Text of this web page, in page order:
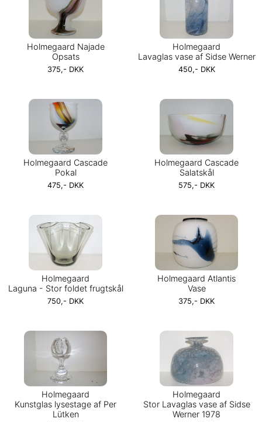
Holmegaard Najade
Opsats
375,- DKK
Holmegaard
Lavaglas vase af Sidse Werner
450,- DKK
Holmegaard Cascade
Pokal
475,- DKK
Holmegaard Cascade
Salatskål
575,- DKK
Holmegaard
Laguna - Stor foldet frugtskål
750,- DKK
Holmegaard Atlantis
Vase
375,- DKK
Holmegaard
Kunstglas lysestage af Per
Lütken
Holmegaard
Stor Lavaglas vase af Sidse
Werner 1978